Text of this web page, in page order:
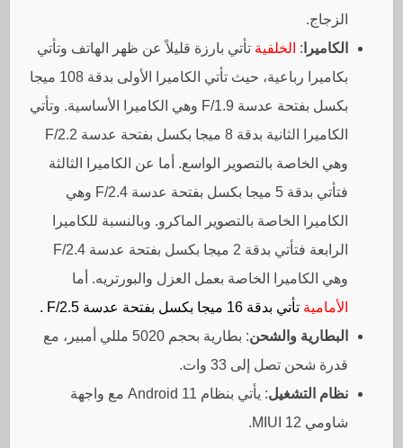
الزجاج.
الكاميرا : الخلفية تأتي بارزة قليلاً عن ظهر الهاتف وتأتي
بكاميرا رباعية، حيث تأتي الكاميرا الأولى بدقة 108 ميجا
بكسل بفتحة عدسة F/1.9 وهي الكاميرا الأساسية. وتأتي
الكاميرا الثانية بدقة 8 ميجا بكسل بفتحة عدسة F/2.2
وهي الخاصة بالتصوير الواسع. أما عن الكاميرا الثالثة
فتأتي بدقة 5 ميجا بكسل بفتحة عدسة F/2.4 وهي
الكاميرا الخاصة بالتصوير الماكرو. وبالنسبة للكاميرا
الرابعة فتأتي بدقة 2 ميجا بكسل بفتحة عدسة F/2.4
وهي الكاميرا الخاصة بعمل العزل والبورتريه. أما
الأماميةتأتي بدقة 16 ميجا بكسل بفتحة عدسة F/2.5 .
البطارية والشحن
: بطارية بحجم 5020 مللي أمبير، مع
قدرة شحن تصل إلى 33 وات.
نظام التشغيل
: يأتي بنظام Android 11 مع واجهة
شاومي MIUI 12.